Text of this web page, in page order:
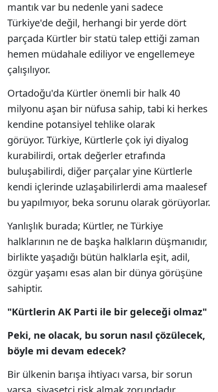
mantık var bu nedenle yani sadece
Türkiye'de değil, herhangi bir yerde dört
parçada Kürtler bir statü talep ettiği zaman
hemen müdahale ediliyor ve engellemeye
çalışılıyor.
Ortadoğu'da Kürtler önemli bir halk 40
milyonu aşan bir nüfusa sahip, tabi ki herkes
kendine potansiyel tehlike olarak
görüyor. Türkiye, Kürtlerle çok iyi diyalog
kurabilirdi, ortak değerler etrafında
buluşabilirdi, diğer parçalar yine Kürtlerle
kendi içlerinde uzlaşabilirlerdi ama maalesef
bu yapılmıyor, beka sorunu olarak görüyorlar.
Yanlışlık burada; Kürtler, ne Türkiye
halklarının ne de başka halkların düşmanıdır,
birlikte yaşadığı bütün halklarla eşit, adil,
özgür yaşamı esas alan bir dünya görüşüne
sahiptir.
"Kürtlerin AK Parti ile bir geleceği olmaz"
Peki, ne olacak, bu sorun nasıl çözülecek,
böyle mi devam edecek?
Bir ülkenin barışa ihtiyacı varsa, bir sorun